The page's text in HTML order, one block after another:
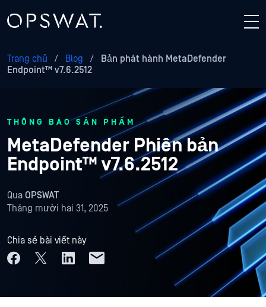
Trang chủ / Blog /
Bản phát hành MetaDefender
Endpoint™ v7.6.2512
THÔNG BÁO SẢN PHẨM
MetaDefender Phiên bản
Endpoint™ v7.6.2512
Qua OPSWAT
Tháng mười hai 31, 2025
Chia sẻ bài viết này